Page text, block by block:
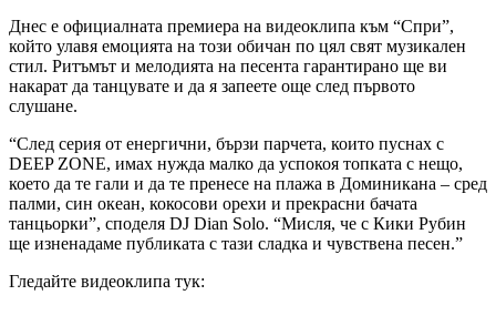
Днес е официалната премиера на видеоклипа към “Спри”,
който улавя емоцията на този обичан по цял свят музикален
стил. Ритъмът и мелодията на песента гарантирано ще ви
накарат да танцувате и да я запеете още след първото
слушане.
“След серия от енергични, бързи парчета, които пуснах с
DEEP ZONE, имах нужда малко да успокоя топката с нещо,
което да те гали и да те пренесе на плажа в Доминикана – сред
палми, син океан, кокосови орехи и прекрасни бачата
танцьорки”, споделя DJ Dian Solo. “Мисля, че с Кики Рубин
ще изненадаме публиката с тази сладка и чувствена песен.”
Гледайте видеоклипа тук: